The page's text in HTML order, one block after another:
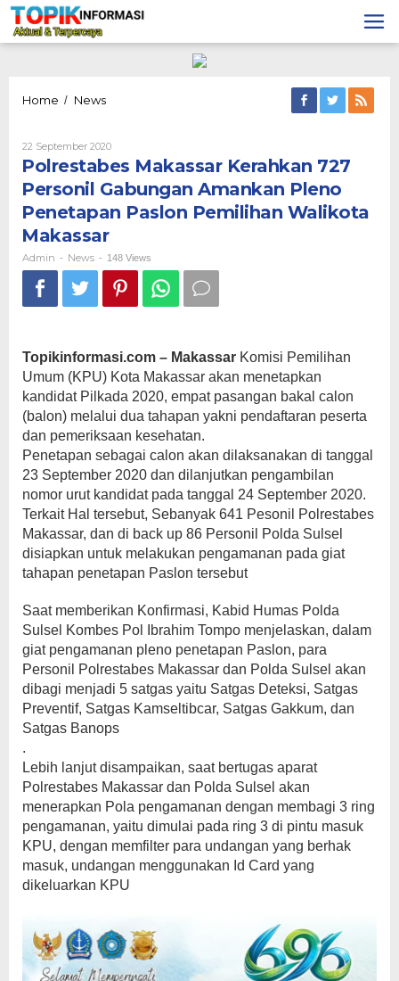
Lewati
konten
Home / NewsPolrestabes
727
Personil
Gabungan
Amankan
Pleno
Paslon
Pemilihan
Walikota
Makassar
22 September 2020Oleh
Admin
Polrestabes Makassar Kerahkan 727
Personil Gabungan Amankan Pleno
Penetapan Paslon Pemilihan Walikota
Makassar
Admin - News - 148 Views
Topikinformasi.com – Makassar Komisi Pemilihan
Umum (KPU) Kota Makassar akan menetapkan
kandidat Pilkada 2020, empat pasangan bakal calon
(balon) melalui dua tahapan yakni pendaftaran peserta
dan pemeriksaan kesehatan.
Penetapan sebagai calon akan dilaksanakan di tanggal
23 September 2020 dan dilanjutkan pengambilan
nomor urut kandidat pada tanggal 24 September 2020.
Terkait Hal tersebut, Sebanyak 641 Pesonil Polrestabes
Makassar, dan di back up 86 Personil Polda Sulsel
disiapkan untuk melakukan pengamanan pada giat
tahapan penetapan Paslon tersebut
Saat memberikan Konfirmasi, Kabid Humas Polda
Sulsel Kombes Pol Ibrahim Tompo menjelaskan, dalam
giat pengamanan pleno penetapan Paslon, para
Personil Polrestabes Makassar dan Polda Sulsel akan
dibagi menjadi 5 satgas yaitu Satgas Deteksi, Satgas
Preventif, Satgas Kamseltibcar, Satgas Gakkum, dan
Satgas Banops
.
Lebih lanjut disampaikan, saat bertugas aparat
Polrestabes Makassar dan Polda Sulsel akan
menerapkan Pola pengamanan dengan membagi 3 ring
pengamanan, yaitu dimulai pada ring 3 di pintu masuk
KPU, dengan memfilter para undangan yang berhak
masuk, undangan menggunakan Id Card yang
dikeluarkan KPU